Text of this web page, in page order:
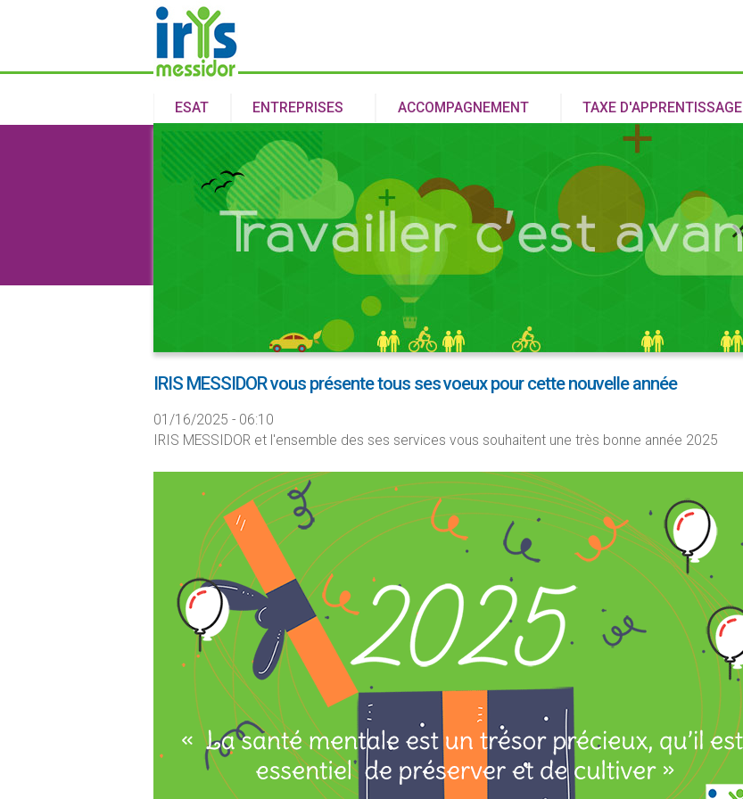
ESAT ENTREPRISES ACCOMPAGNEMENT TAXE D'APPRENTISSAGE
IRIS MESSIDOR vous présente tous ses voeux pour cette nouvelle année
01/16/2025 - 06:10
IRIS MESSIDOR et l'ensemble des ses services vous souhaitent une très bonne année 2025